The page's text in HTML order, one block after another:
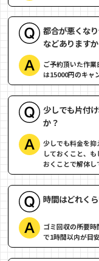
都合が悪くな
などあります
ご予約頂いた作
は15000円のキャ
少しでも片付
か？
少しでも料金を
しておくこと、
おくことで解体し
時間はどれく
ゴミ回収の所要
で1時間以内が目